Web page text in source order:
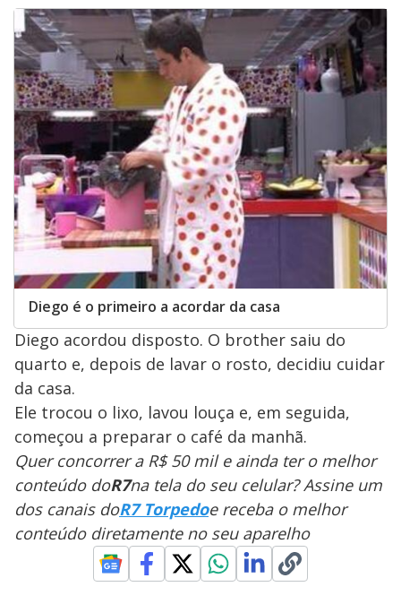
Diego é o primeiro a acordar da casa
Diego acordou disposto. O brother saiu do
quarto e, depois de lavar o rosto, decidiu cuidar
da casa.
Ele trocou o lixo, lavou louça e, em seguida,
começou a preparar o café da manhã.
Quer concorrer a R$ 50 mil e ainda ter o melhor
conteúdo doR7na tela do seu celular? Assine um
dos canais doR7 Torpedoe receba o melhor
conteúdo diretamente no seu aparelho